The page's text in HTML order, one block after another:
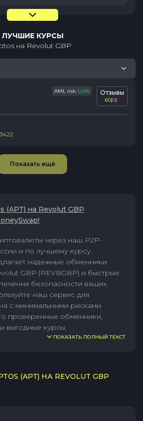
ЛУЧШИЕ КУРСЫ
на Revolut GBP
AML risk: LOW Отзывы
60|0|0
Показать ещё
(APT) на Revolut GBP
через наш P2P-
и по лучшему курсу.
надежные обменники
GBP (REVBGBP) и быстрые
безопасности ваших
наш сервис для
с минимальными рисками.
проверенные обменники,
выгодные курсы.
ПОКАЗАТЬ ПОЛНЫЙ ТЕКСТ
(APT) НА REVOLUT GBP